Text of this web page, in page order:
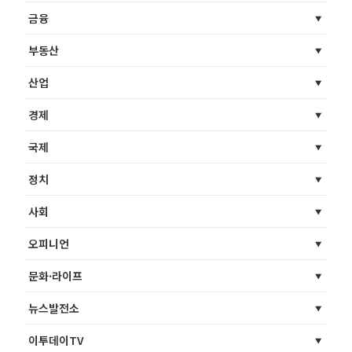
금융
부동산
산업
경제
국제
정치
사회
오피니언
문화·라이프
뉴스발전소
이투데이TV